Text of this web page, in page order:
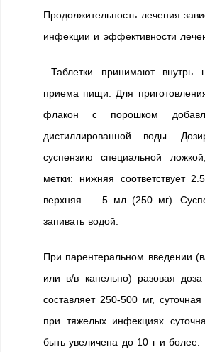
Продолжительность лечения
инфекции и эффективности
Таблетки принимают внутрь
приема пищи. Для
флакон с порошком
дистиллированной воды.
суспензию специальной
метки: нижняя соответствует
верхняя — 5 мл (250 мг).
запивать водой.
При парентеральном введении
или в/в капельно) разовая
составляет 250-500 мг,
при тяжелых инфекциях
быть увеличена до 10 г и более.